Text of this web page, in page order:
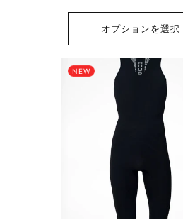
格
オプションを選択
NEW